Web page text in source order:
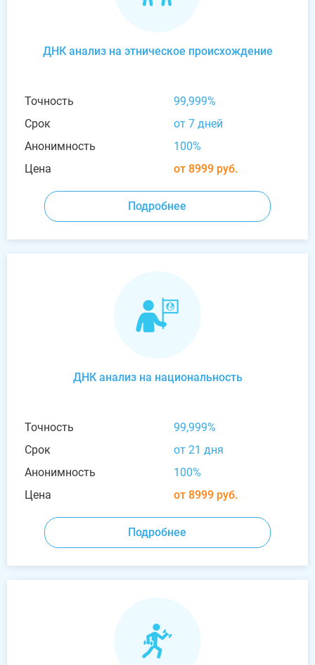
ДНК анализ на этническое происхождение
Точность
99,999%
Срок
от 7 дней
Анонимность
100%
Цена
от 8999 руб.
Подробнее
ДНК анализ на национальность
Точность
99,999%
Срок
от 21 дня
Анонимность
100%
Цена
от 8999 руб.
Подробнее